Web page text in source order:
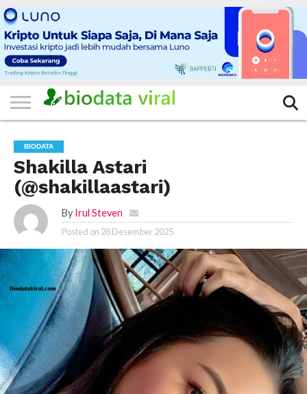
HOME
FILTER
KATEGORI
IKLAN
GRATIS
TERVIRAL
TRADING
KOMUNITAS
BERITA
BISNIS
LAINNYA
BIODATA
Shakilla Astari
(@shakillaastari)
By Irul Steven
Posted on 28 Desember 2025